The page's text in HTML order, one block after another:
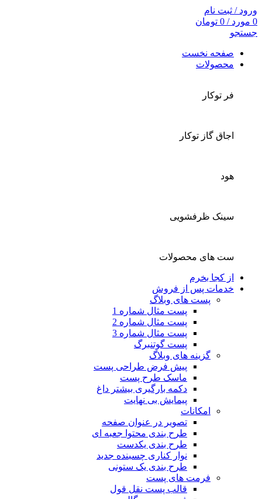
ورود / ثبت نام
0 مورد/
0 تومان
جستجو
صفحه نخست
محصولات
فر توکار
اجاق گاز توکار
هود
سینک ظرفشویی
ست های محصولات
از کجا بخرم
خدمات پس از فروش
پست های وبلاگ
پست مثال شماره 1
پست مثال شماره 2
پست مثال شماره 3
پست گوتنبرگ
گزینه های وبلاگ
پیش فرض طراحی پست
ماسک طرح پست
دکمه بارگیری بیشتر داغ
پیمایش بی نهایت
امکانات
تصویر در عنوان صفحه
طرح بندی محتوا جعبه ای
طرح بندی یکدست
نوار کناری چسبنده جدید
طرح بندی یک ستونی
فرمت های پست
قالب پست نقل قول